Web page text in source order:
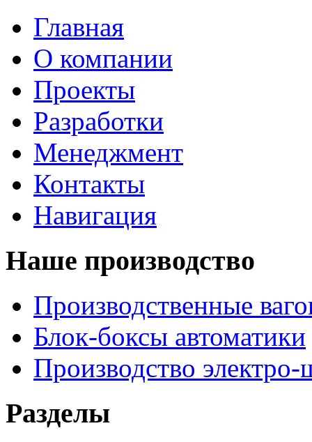
Главная
О компании
Проекты
Разработки
Менеджмент
Контакты
Навигация
Наше производство
Производственные
Блок-боксы автоматики
Производство
Разделы